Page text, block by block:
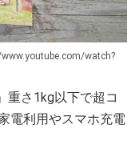
watch?
重さ1kg以下で超コ
電利用やスマホ充電